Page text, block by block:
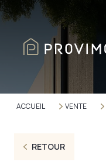
ACCUEIL VENTE
RETOUR